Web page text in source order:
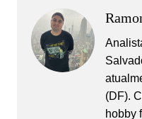
(DF).
hobby